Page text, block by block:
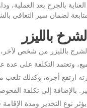
بالجرح بعد العملية،
لضمان سير التعافي
بالليزر
بالليزر من شخص لآخر،
وتعتمد التكلفة على عدة
ارتفع أجره، وكذلك تلعب
بالإضافة إلى تكلفة
نوع التخدير ومدة